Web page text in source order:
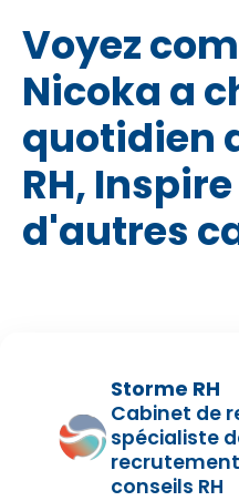
Voyez
Nicoka a
quotidien
RH, Inspire
d'autres
Storme RH
Cabinet de
spécialiste
recrutement
conseils RH